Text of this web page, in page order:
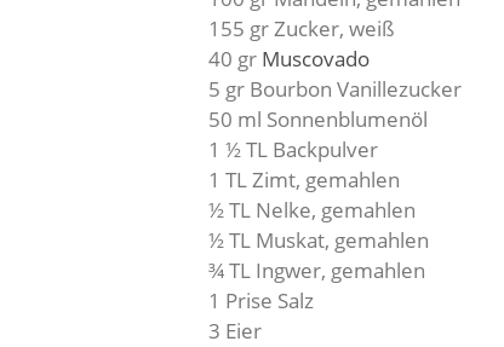
155 gr Zucker, weiß
40 gr Muscovado
5 gr Bourbon Vanillezucker
50 ml Sonnenblumenöl
1 ½ TL Backpulver
1 TL Zimt, gemahlen
½ TL Nelke, gemahlen
½ TL Muskat, gemahlen
¾ TL Ingwer, gemahlen
1 Prise Salz
3 Eier